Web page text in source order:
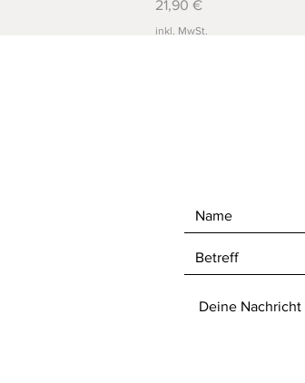
Preis
21,90 €
inkl. MwSt.